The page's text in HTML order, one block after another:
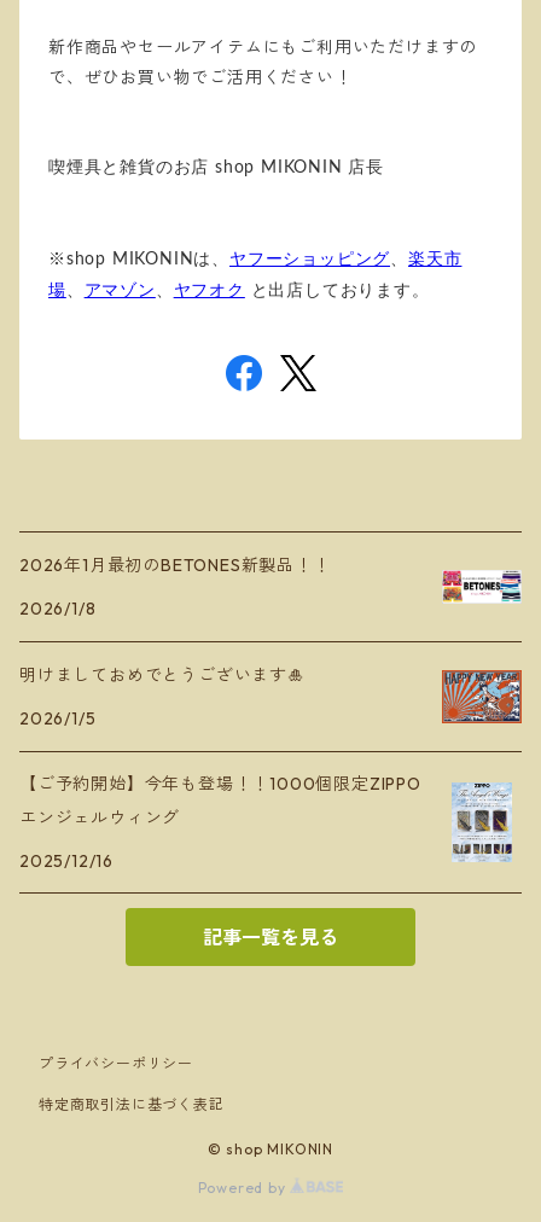
新作商品やセールアイテムにもご利用いただけますの
で、ぜひお買い物でご活用ください！
喫煙具と雑貨のお店 shop MIKONIN 店長
※shop MIKONINは、 ヤフーショッピング 、楽天市
場、 アマゾン 、 ヤフオク と出店しております。
2026年1月最初のBETONES新製品！！
2026/1/8
明けましておめでとうございます🎍
2026/1/5
【ご予約開始】今年も登場！！1000個限定ZIPPO
エンジェルウィング
2025/12/16
記事一覧を見る
プライバシーポリシー
特定商取引法に基づく表記
© shop MIKONIN
Powered by